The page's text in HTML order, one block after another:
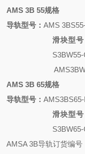
AMS 3B 55规格
导轨型号：AMS
滑块型号
S3BW55-
AMS 3B 65规格
导轨型号：AMS3BS65-
滑块型号
S3BW65-
AMSA 3B导轨订货编号